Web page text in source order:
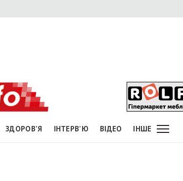
ЗДОРОВ'Я ІНТЕРВ'Ю ВІДЕО ІНШЕ